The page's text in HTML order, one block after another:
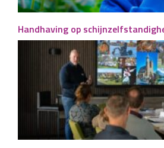
Handhaving op